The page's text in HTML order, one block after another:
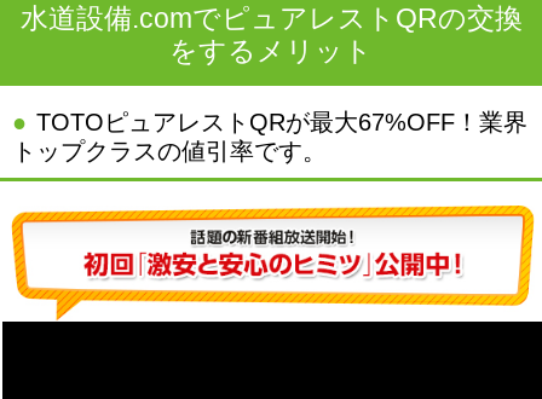
水道設備.comでピュアレストQRの交換
をするメリット
TOTOピュアレストQRが最大67%OFF！業界
トップクラスの値引率です。